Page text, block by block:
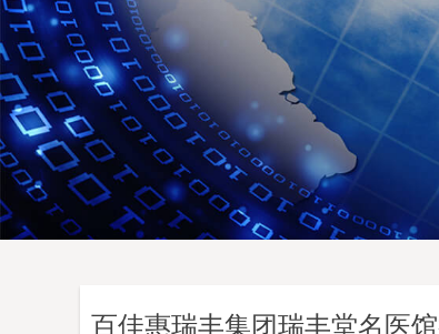
百佳惠瑞丰集团瑞丰堂名医